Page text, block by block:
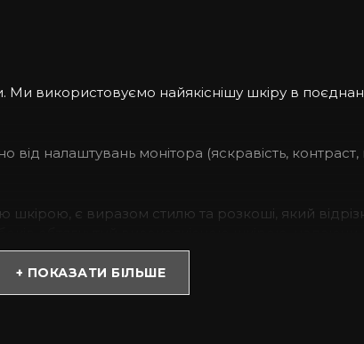
Ми використовуємо найякіснішу шкіру в
від налаштувань монітора (яскравість,
шкірою, є виразом стилю та розкоші, який
своєю м’якістю та приємним на дотик
+ ПОКАЗАТИ БІЛЬШЕ